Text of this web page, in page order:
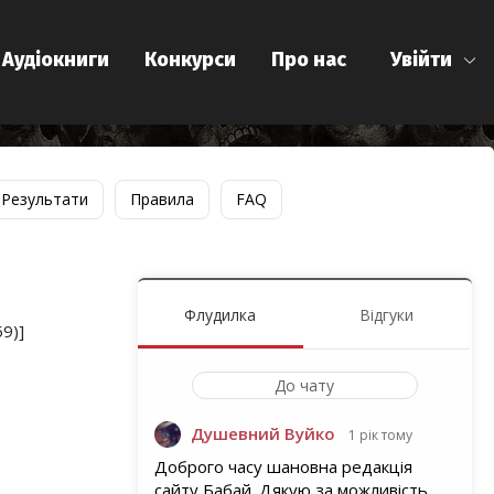
Увійти
Аудіокниги Конкурси Про нас
Результати Правила FAQ
Флудилка Відгуки
До чату
Душевний Вуйко 1 рік тому
Доброго часу шановна редакція
сайту Бабай. Дякую за можливість